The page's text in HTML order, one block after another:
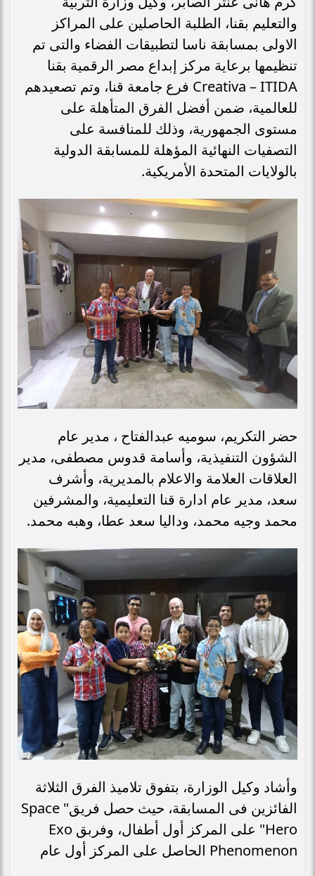
والتعليم بقنا، الطلبة الحاصلين على المراكز
الاولى بمسابقة ناسا لتطبيقات الفضاء والتى تم
تنظيمها برعاية مركز إبداع مصر الرقمية بقنا
Creativa – ITIDA فرع جامعة قنا، وتم تصعيدهم
للعالمية، ضمن أفضل الفرق المتأهلة على
مستوى الجمهورية، وذلك للمنافسة على
التصفيات النهائية المؤهلة للمسابقة الدولية
بالولايات المتحدة الأمريكية.
حضر التكريم، سوميه عبدالفتاح ، مدير عام
الشؤون التنفيذية، وأسامة قدوس مصطفى، مدير
العلاقات العلامة والاعلام بالمديرية، وأشرف
سعد، مدير عام ادارة قنا التعليمية، والمشرفين
محمد وجيه محمد، وداليا سعد عطا، وهبه محمد.
وأشاد وكيل الوزارة، بتفوق تلاميذ الفرق الثلاثة
الفائزين فى المسابقة، حيث حصل فريق" Space
Hero" على المركز أول أطفال، وفربق Exo
Phenomenon الحاصل على المركز أول عام